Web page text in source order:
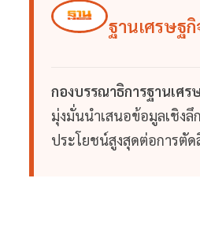
ฐานเศรษฐกิ
กองบรรณาธิการฐานเศร
มุ่งมั่นนำเสนอข้อมูลเชิง
ประโยชน์สูงสุดต่อการตัด